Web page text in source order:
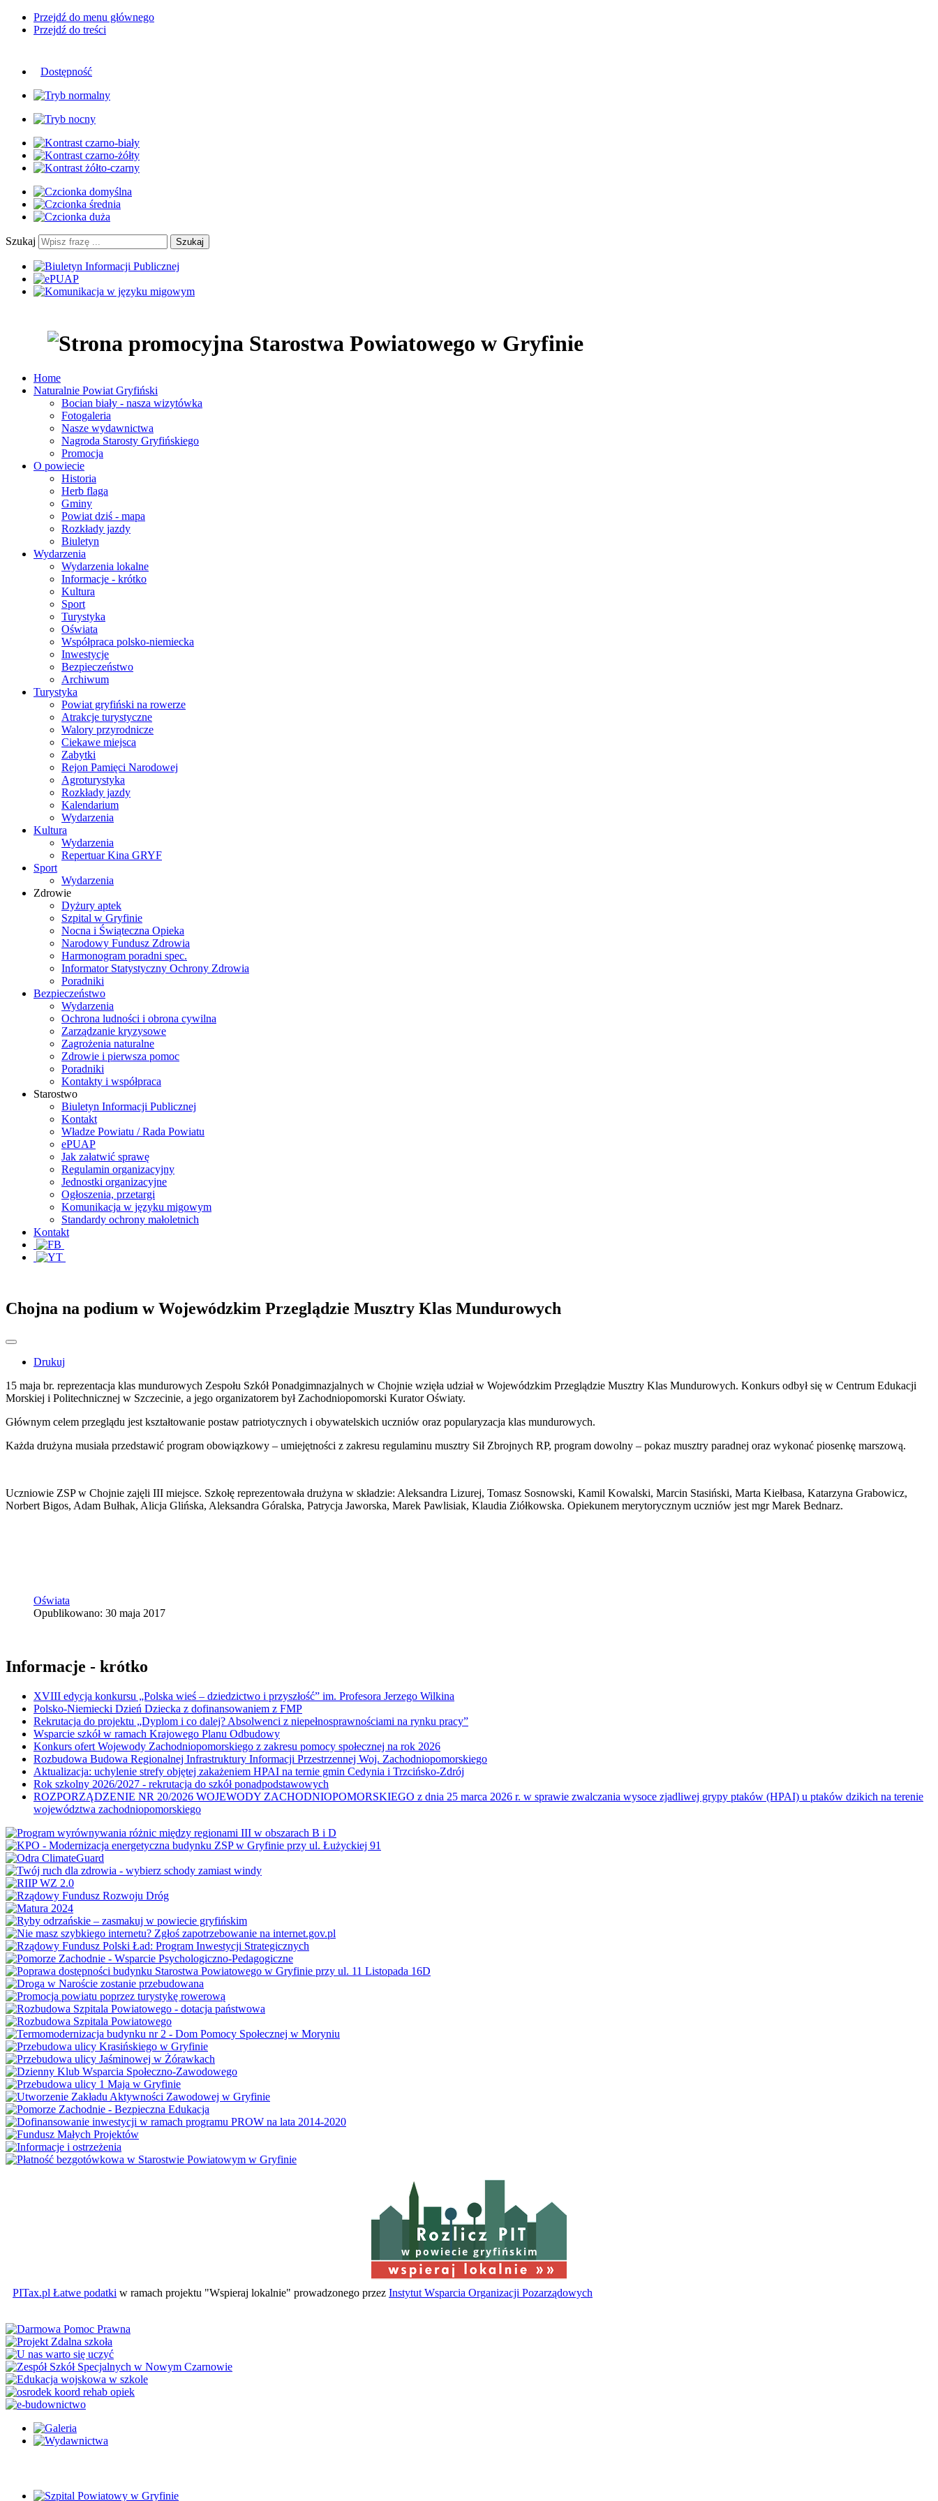
Przejdź do menu głównego
Przejdź do treści
Dostępność
Szukaj Szukaj
Home
Naturalnie Powiat Gryfiński
Bocian biały - nasza wizytówka
Fotogaleria
Nasze wydawnictwa
Nagroda Starosty Gryfińskiego
Promocja
O powiecie
Historia
Herb flaga
Gminy
Powiat dziś - mapa
Rozkłady jazdy
Biuletyn
Wydarzenia
Wydarzenia lokalne
Informacje - krótko
Kultura
Sport
Turystyka
Oświata
Współpraca polsko-niemiecka
Inwestycje
Bezpieczeństwo
Archiwum
Turystyka
Powiat gryfiński na rowerze
Atrakcje turystyczne
Walory przyrodnicze
Ciekawe miejsca
Zabytki
Rejon Pamięci Narodowej
Agroturystyka
Rozkłady jazdy
Kalendarium
Wydarzenia
Kultura
Wydarzenia
Repertuar Kina GRYF
Sport
Wydarzenia
Zdrowie
Dyżury aptek
Szpital w Gryfinie
Nocna i Świąteczna Opieka
Narodowy Fundusz Zdrowia
Harmonogram poradni spec.
Informator Statystyczny Ochrony Zdrowia
Poradniki
Bezpieczeństwo
Wydarzenia
Ochrona ludności i obrona cywilna
Zarządzanie kryzysowe
Zagrożenia naturalne
Zdrowie i pierwsza pomoc
Poradniki
Kontakty i współpraca
Starostwo
Biuletyn Informacji Publicznej
Kontakt
Władze Powiatu / Rada Powiatu
ePUAP
Jak załatwić sprawę
Regulamin organizacyjny
Jednostki organizacyjne
Ogłoszenia, przetargi
Komunikacja w języku migowym
Standardy ochrony małoletnich
Kontakt
Chojna na podium w Wojewódzkim Przeglądzie Musztry Klas Mundurowych
Drukuj
15 maja br. reprezentacja klas mundurowych Zespołu Szkół Ponadgimnazjalnych w Chojnie wzięła udział w Wojewódzkim Przeglądzie Musztry Klas Mundurowych. Konkurs odbył się w Centrum Edukacji
Morskiej i Politechnicznej w Szczecinie, a jego organizatorem był Zachodniopomorski Kurator Oświaty.
Głównym celem przeglądu jest kształtowanie postaw patriotycznych i obywatelskich uczniów oraz popularyzacja klas mundurowych.
Każda drużyna musiała przedstawić program obowiązkowy – umiejętności z zakresu regulaminu musztry Sił Zbrojnych RP, program dowolny – pokaz musztry paradnej oraz wykonać piosenkę marszową.
Uczniowie ZSP w Chojnie zajęli III miejsce. Szkołę reprezentowała drużyna w składzie: Aleksandra Lizurej, Tomasz Sosnowski, Kamil Kowalski, Marcin Stasiński, Marta Kiełbasa, Katarzyna Grabowicz,
Norbert Bigos, Adam Bułhak, Alicja Glińska, Aleksandra Góralska, Patrycja Jaworska, Marek Pawlisiak, Klaudia Ziółkowska. Opiekunem merytorycznym uczniów jest mgr Marek Bednarz.
Oświata
Opublikowano: 30 maja 2017
Informacje - krótko
XVIII edycja konkursu „Polska wieś – dziedzictwo i przyszłość” im. Profesora Jerzego Wilkina
Polsko-Niemiecki Dzień Dziecka z dofinansowaniem z FMP
Rekrutacja do projektu „Dyplom i co dalej? Absolwenci z niepełnosprawnościami na rynku pracy”
Wsparcie szkół w ramach Krajowego Planu Odbudowy
Konkurs ofert Wojewody Zachodniopomorskiego z zakresu pomocy społecznej na rok 2026
Rozbudowa Budowa Regionalnej Infrastruktury Informacji Przestrzennej Woj. Zachodniopomorskiego
Aktualizacja: uchylenie strefy objętej zakażeniem HPAI na ternie gmin Cedynia i Trzcińsko-Zdrój
Rok szkolny 2026/2027 - rekrutacja do szkół ponadpodstawowych
ROZPORZĄDZENIE NR 20/2026 WOJEWODY ZACHODNIOPOMORSKIEGO z dnia 25 marca 2026 r. w sprawie zwalczania wysoce zjadliwej grypy ptaków (HPAI) u ptaków dzikich na terenie
województwa zachodniopomorskiego
w powiecie gryfińskim
PITax.pl Łatwe podatki w ramach projektu "Wspieraj lokalnie" prowadzonego przez Instytut Wsparcia Organizacji Pozarządowych